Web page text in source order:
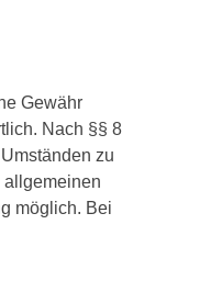
Gewähr
Nach §§ 8
zu
möglich. Bei